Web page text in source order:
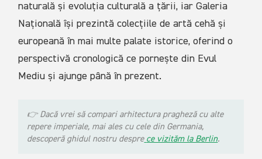
naturală și evoluția culturală a țării, iar Galeria
Națională își prezintă colecțiile de artă cehă și
europeană în mai multe palate istorice, oferind o
perspectivă cronologică ce pornește din Evul
Mediu și ajunge până în prezent.
👉 Dacă vrei să compari arhitectura pragheză cu alte
repere imperiale, mai ales cu cele din Germania,
descoperă ghidul nostru despre ce vizităm la Berlin.